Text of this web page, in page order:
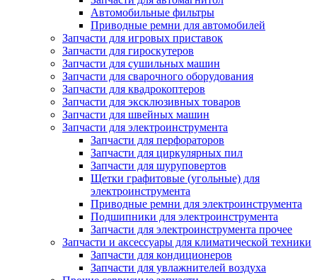
Автомобильные фильтры
Приводные ремни для автомобилей
Запчасти для игровых приставок
Запчасти для гироскутеров
Запчасти для сушильных машин
Запчасти для сварочного оборудования
Запчасти для квадрокоптеров
Запчасти для эксклюзивных товаров
Запчасти для швейных машин
Запчасти для электроинструмента
Запчасти для перфораторов
Запчасти для циркулярных пил
Запчасти для шуруповертов
Щетки графитовые (угольные) для
электроинструмента
Приводные ремни для электроинструмента
Подшипники для электроинструмента
Запчасти для электроинструмента прочее
Запчасти и аксессуары для климатической техники
Запчасти для кондиционеров
Запчасти для увлажнителей воздуха